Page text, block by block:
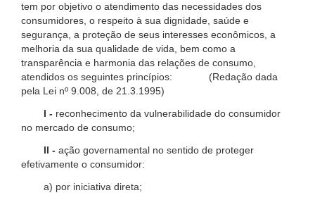
tem por objetivo o atendimento das necessidades dos
consumidores, o respeito à sua dignidade, saúde e
segurança, a proteção de seus interesses econômicos, a
melhoria da sua qualidade de vida, bem como a
transparência e harmonia das relações de consumo,
atendidos os seguintes princípios: (Redação dada
pela Lei nº 9.008, de 21.3.1995)
I - reconhecimento da vulnerabilidade do consumidor
no mercado de consumo;
II - ação governamental no sentido de proteger
efetivamente o consumidor:
a) por iniciativa direta;